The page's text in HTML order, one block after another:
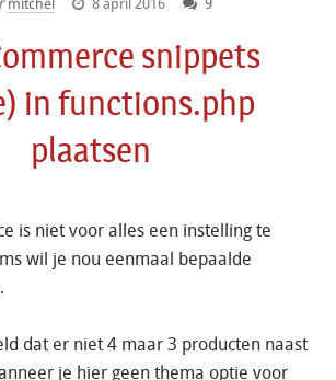
mitchel 8 april 2016 9
snippets
in functions.php
plaatsen
is niet voor alles een instelling te
wil je nou eenmaal bepaalde
dat er niet 4 maar 3 producten naast
je hier geen thema optie voor